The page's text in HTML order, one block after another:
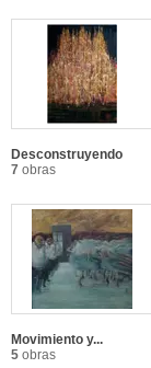
Desconstruyendo
7 obras
Movimiento y...
5 obras